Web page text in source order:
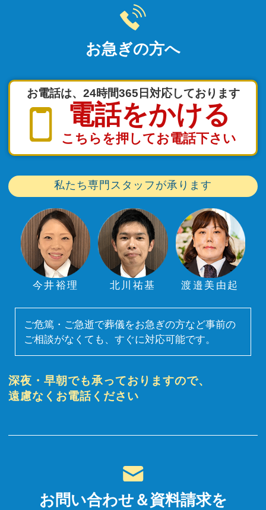
お急ぎの方へ
お電話は、24時間365日対応しております
電話をかける
こちらを押してお電話下さい
私たち専門スタッフが承ります
今井裕理 北川祐基 渡邉美由起
ご危篤・ご急逝で葬儀をお急ぎの方など事前の
ご相談がなくても、すぐに対応可能です。
深夜・早朝でも承っておりますので、
遠慮なくお電話ください
お問い合わせ＆資料請求を